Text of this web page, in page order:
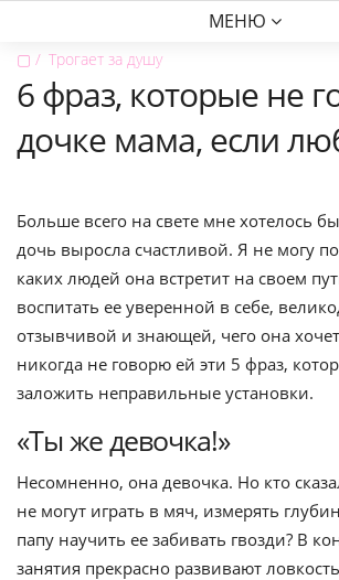
МЕНЮ
▢ Трогает за душу
6 фраз, которые не
дочке мама, если
Больше всего на свете мне хотелось
дочь выросла счастливой. Я не могу
каких людей она встретит на своем
воспитать ее уверенной в себе,
отзывчивой и знающей, чего она
никогда не говорю ей эти 5 фраз,
заложить неправильные установки.
«Ты же девочка!»
Несомненно, она девочка. Но кто
не могут играть в мяч, измерять
папу научить ее забивать гвозди? В
занятия прекрасно развивают